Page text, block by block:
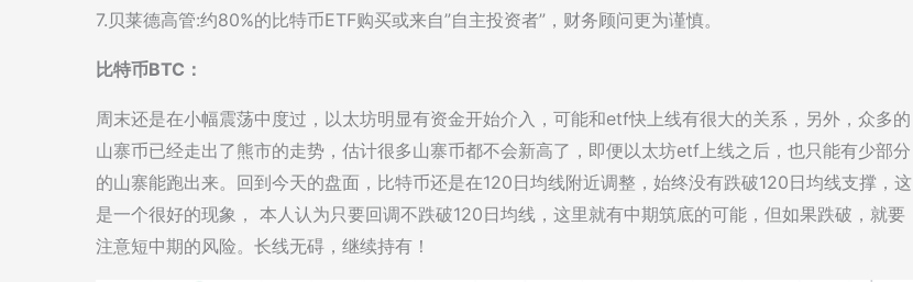
7.贝莱德高管:约80%的比特币ETF购买或来自”自主投资者”，财务顾问更为谨慎。
比特币BTC：
周末还是在小幅震荡中度过，以太坊明显有资金开始介入，可能和etf快上线有很大的关系，另外，众多的
山寨币已经走出了熊市的走势，估计很多山寨币都不会新高了，即便以太坊etf上线之后，也只能有少部分
的山寨能跑出来。回到今天的盘面，比特币还是在120日均线附近调整，始终没有跌破120日均线支撑，这
是一个很好的现象， 本人认为只要回调不跌破120日均线，这里就有中期筑底的可能，但如果跌破，就要
注意短中期的风险。长线无碍，继续持有！